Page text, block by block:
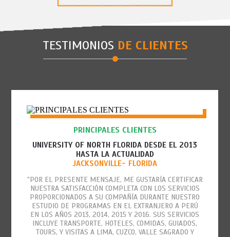
TESTIMONIOS DE CLIENTES
PRINCIPALES CLIENTES
UNIVERSITY OF NORTH FLORIDA DESDE EL 2013
HASTA LA ACTUALIDAD
JACKSONVILLE- FLORIDA
"POR EL PRESENTE MENSAJE, ME GUSTARÍA CERTIFICAR
NUESTRA SATISFACCIÓN COMPLETA CON LOS SERVICIOS
PROPORCIONADOS A SU COMPAÑÍA DURANTE NUESTRO
ESTUDIO DE PROGRAMAS EN EL EXTRANJERO A PERÚ
EN LOS AÑOS 2013, 2014, 2015 Y 2016. SUS SERVICIOS
INCLUYE TRANSPORTE, HOTELES, COMIDAS, GUIADOS,
TOURS, Y VISITAS A LIMA, CUZCO, VALLE SAGRADO Y